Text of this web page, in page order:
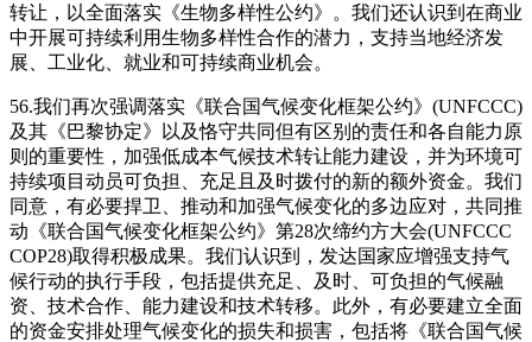
转让，以全面落实《生物多样性公约》。我们还认识到在商业
中开展可持续利用生物多样性合作的潜力，支持当地经济发
展、工业化、就业和可持续商业机会。
56.我们再次强调落实《联合国气候变化框架公约》(UNFCCC)
及其《巴黎协定》以及恪守共同但有区别的责任和各自能力原
则的重要性，加强低成本气候技术转让能力建设，并为环境可
持续项目动员可负担、充足且及时拨付的新的额外资金。我们
同意，有必要捍卫、推动和加强气候变化的多边应对，共同推
动《联合国气候变化框架公约》第28次缔约方大会(UNFCCC
COP28)取得积极成果。我们认识到，发达国家应增强支持气
候行动的执行手段，包括提供充足、及时、可负担的气候融
资、技术合作、能力建设和技术转移。此外，有必要建立全面
的资金安排处理气候变化的损失和损害，包括将《联合国气候